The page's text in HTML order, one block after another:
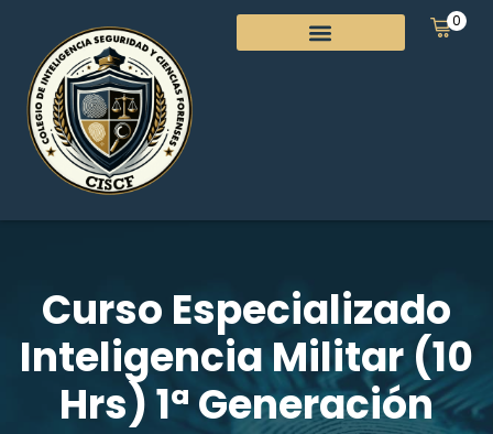
0
Curso Especializado
Inteligencia Militar (10
Hrs) 1ª Generación